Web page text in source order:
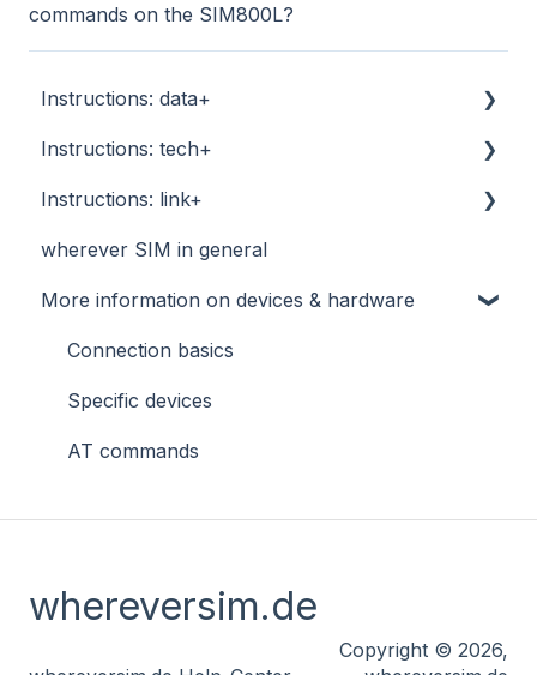
commands on the SIM800L?
Instructions: data+
Quick start
Remote access and VPN
API / automation
Further information
Instructions: tech+
Quick start
Remote access and VPN
API / Automation
Further information
Instructions: link+
Quick start
API / Automation
wherever SIM in general
More information on devices & hardware
Connection basics
Specific devices
AT commands
whereversim.de
Copyright © 2026,